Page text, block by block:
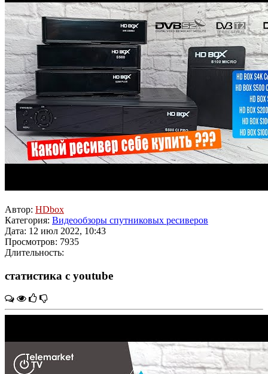
Автор: HDbox
Категория: Видеообзоры спутниковых ресиверов
Дата: 12 июл 2022, 10:43
Просмотров: 7935
Длительность:
статистика с youtube